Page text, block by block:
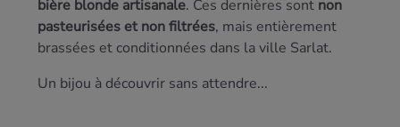
bière blonde artisanale. Ces dernières sont non
pasteurisées et non filtrées, mais entièrement
brassées et conditionnées dans la ville Sarlat.
Un bijou à découvrir sans attendre...